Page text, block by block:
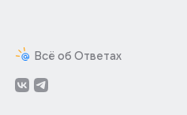
Всё об Ответах